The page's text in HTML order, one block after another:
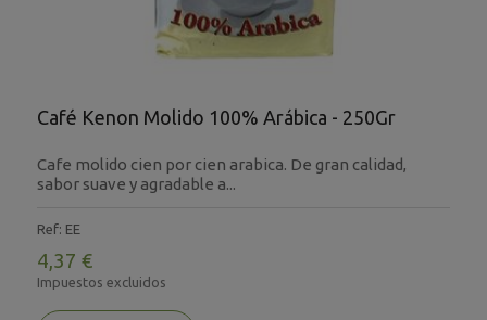
Café Kenon Molido 100% Arábica - 250Gr
Cafe molido cien por cien arabica. De gran calidad,
sabor suave y agradable a...
Ref: EE
4,37 €
Impuestos excluidos